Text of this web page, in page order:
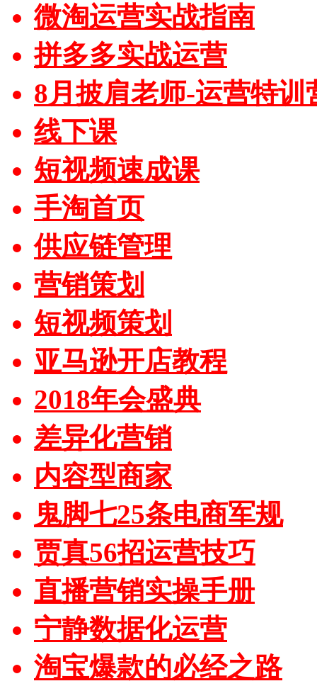
微淘运营实战指南
拼多多实战运营
8月披肩老师-运营特训
线下课
短视频速成课
手淘首页
供应链管理
营销策划
短视频策划
亚马逊开店教程
2018年会盛典
差异化营销
内容型商家
鬼脚七25条电商军规
贾真56招运营技巧
直播营销实操手册
宁静数据化运营
淘宝爆款的必经之路